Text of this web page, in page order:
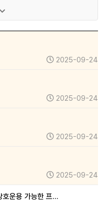
2025-09-24
2025-09-24
2025-09-24
2025-09-24
운용 가능한 프…